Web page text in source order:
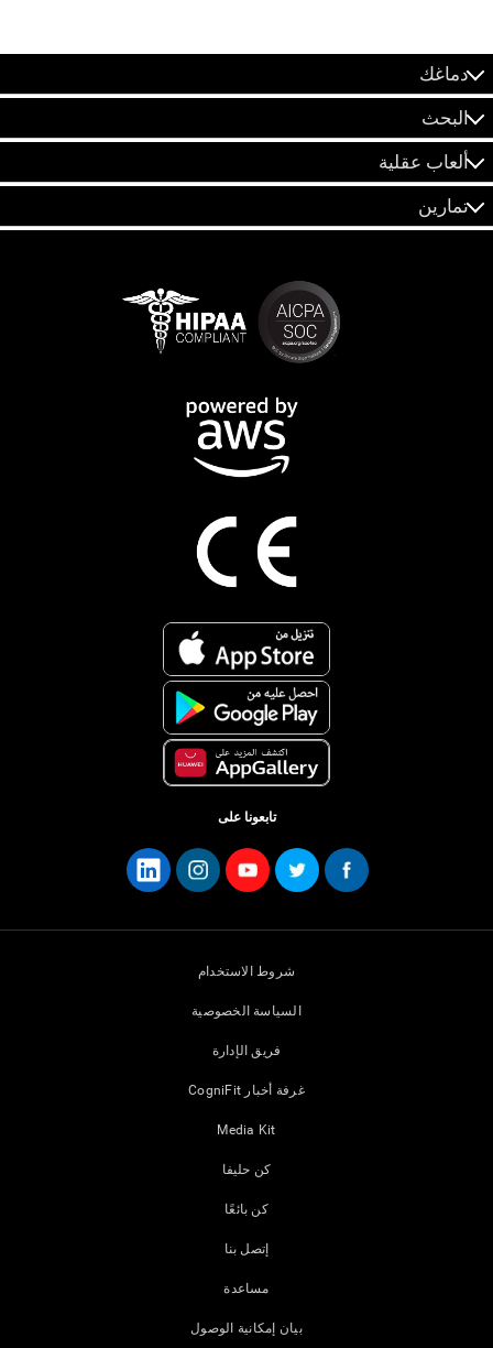
دماغك
البحث
ألعاب عقلية
تمارين
تابعونا على
شروط الاستخدام
السياسة الخصوصية
فريق الإدارة
غرفة أخبار CogniFit
Media Kit
كن حليفا
كن بائعًا
إتصل بنا
مساعدة
بيان إمكانية الوصول